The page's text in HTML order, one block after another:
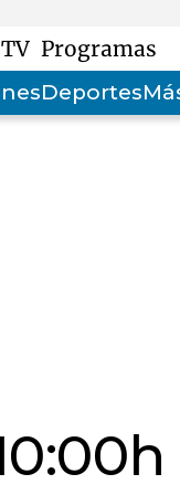
Programas
Deportes